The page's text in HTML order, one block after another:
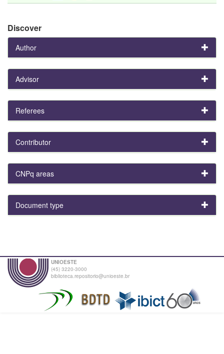
Discover
Author
Advisor
Referees
Contributor
CNPq areas
Document type
UNIOESTE
(45) 3220-3000
biblioteca.repositorio@unioeste.br